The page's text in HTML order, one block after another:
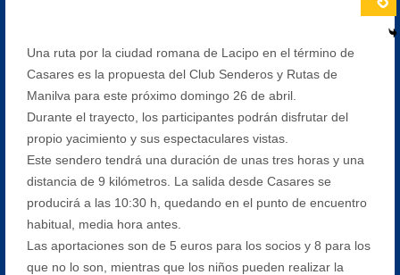
Una ruta por la ciudad romana de Lacipo en el término de
Casares es la propuesta del Club Senderos y Rutas de
Manilva para este próximo domingo 26 de abril.
Durante el trayecto, los participantes podrán disfrutar del
propio yacimiento y sus espectaculares vistas.
Este sendero tendrá una duración de unas tres horas y una
distancia de 9 kilómetros. La salida desde Casares se
producirá a las 10:30 h, quedando en el punto de encuentro
habitual, media hora antes.
Las aportaciones son de 5 euros para los socios y 8 para los
que no lo son, mientras que los niños pueden realizar la